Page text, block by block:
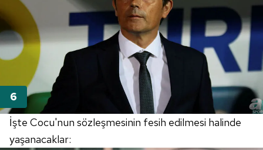
İşte Cocu'nun sözleşmesinin fesih edilmesi halinde
yaşanacaklar: